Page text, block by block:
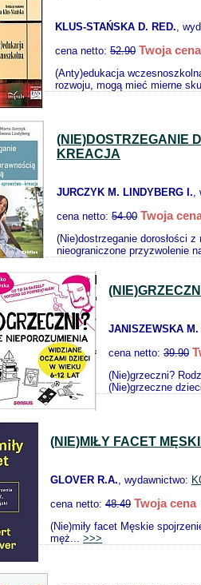
KLUS-STAŃSKA D. RED.,
cena netto: 52.90 Twoja
(Anty)edukacja
rozwoju, mogą mieć mierne
(NIE)DOSTRZEGANIE
KREACJA
JURCZYK M. LINDYBERG I.,
cena netto: 54.00 Twoja
(Nie)dostrzeganie dorosłości
nieograniczone przyzwolenie
JANISZEWSKA
cena netto: 39.90
(Nie)grzeczni?
(Nie)grzeczne
(NIE)MIŁY FACET
GLOVER R.A., wydawnictwo:
cena netto: 48.49 Twoja cena
(Nie)miły facet Męskie
męż... >>>